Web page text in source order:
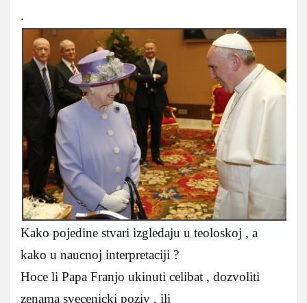
.
Kako pojedine stvari izgledaju u teoloskoj , a
kako u naucnoj interpretaciji ?
Hoce li Papa Franjo ukinuti celibat , dozvoliti
zenama svecenicki poziv , ili